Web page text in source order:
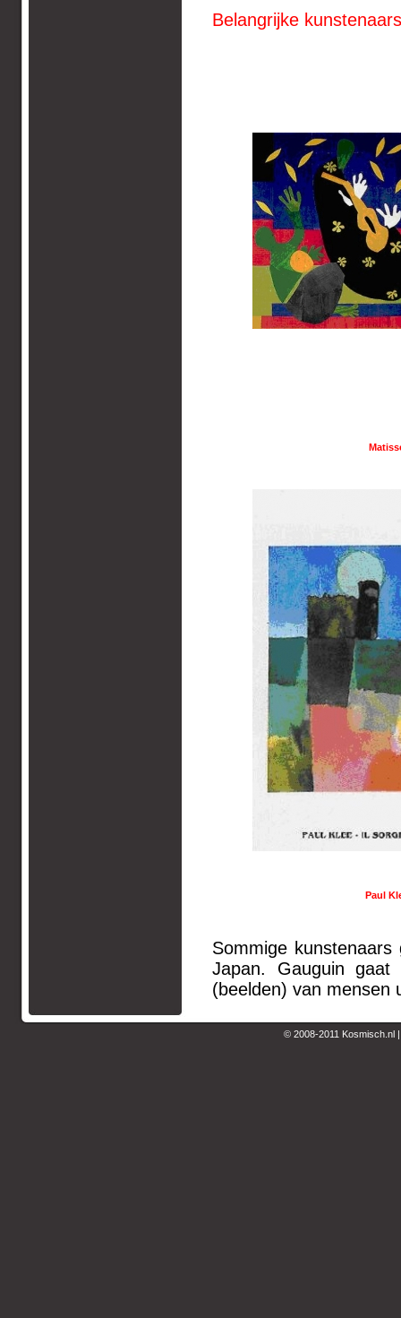
Belangrijke
Paul
Sommige
Japan. Gauguin
(beelden) van mensen
© 2008-2011 Kosmisch.nl